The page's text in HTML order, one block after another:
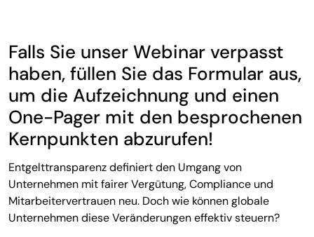
Falls Sie unser Webinar verpasst
haben, füllen Sie das Formular aus,
um die Aufzeichnung und einen
One-Pager mit den besprochenen
Kernpunkten abzurufen!
Entgelttransparenz definiert den Umgang von
Unternehmen mit fairer Vergütung, Compliance und
Mitarbeitervertrauen neu. Doch wie können globale
Unternehmen diese Veränderungen effektiv steuern?